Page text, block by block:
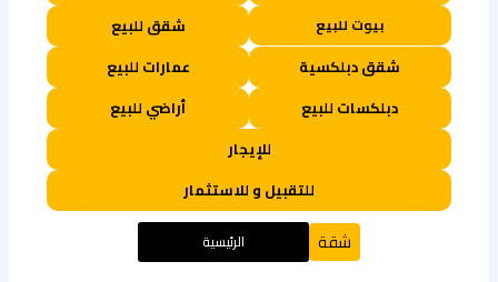
بيوت للبيع
شقق للبيع
شقق دبلكسية
عمارات للبيع
دبلكسات للبيع
أراضي للبيع
للإيجار
للتقبيل و للاستثمار
شقة الرئيسية